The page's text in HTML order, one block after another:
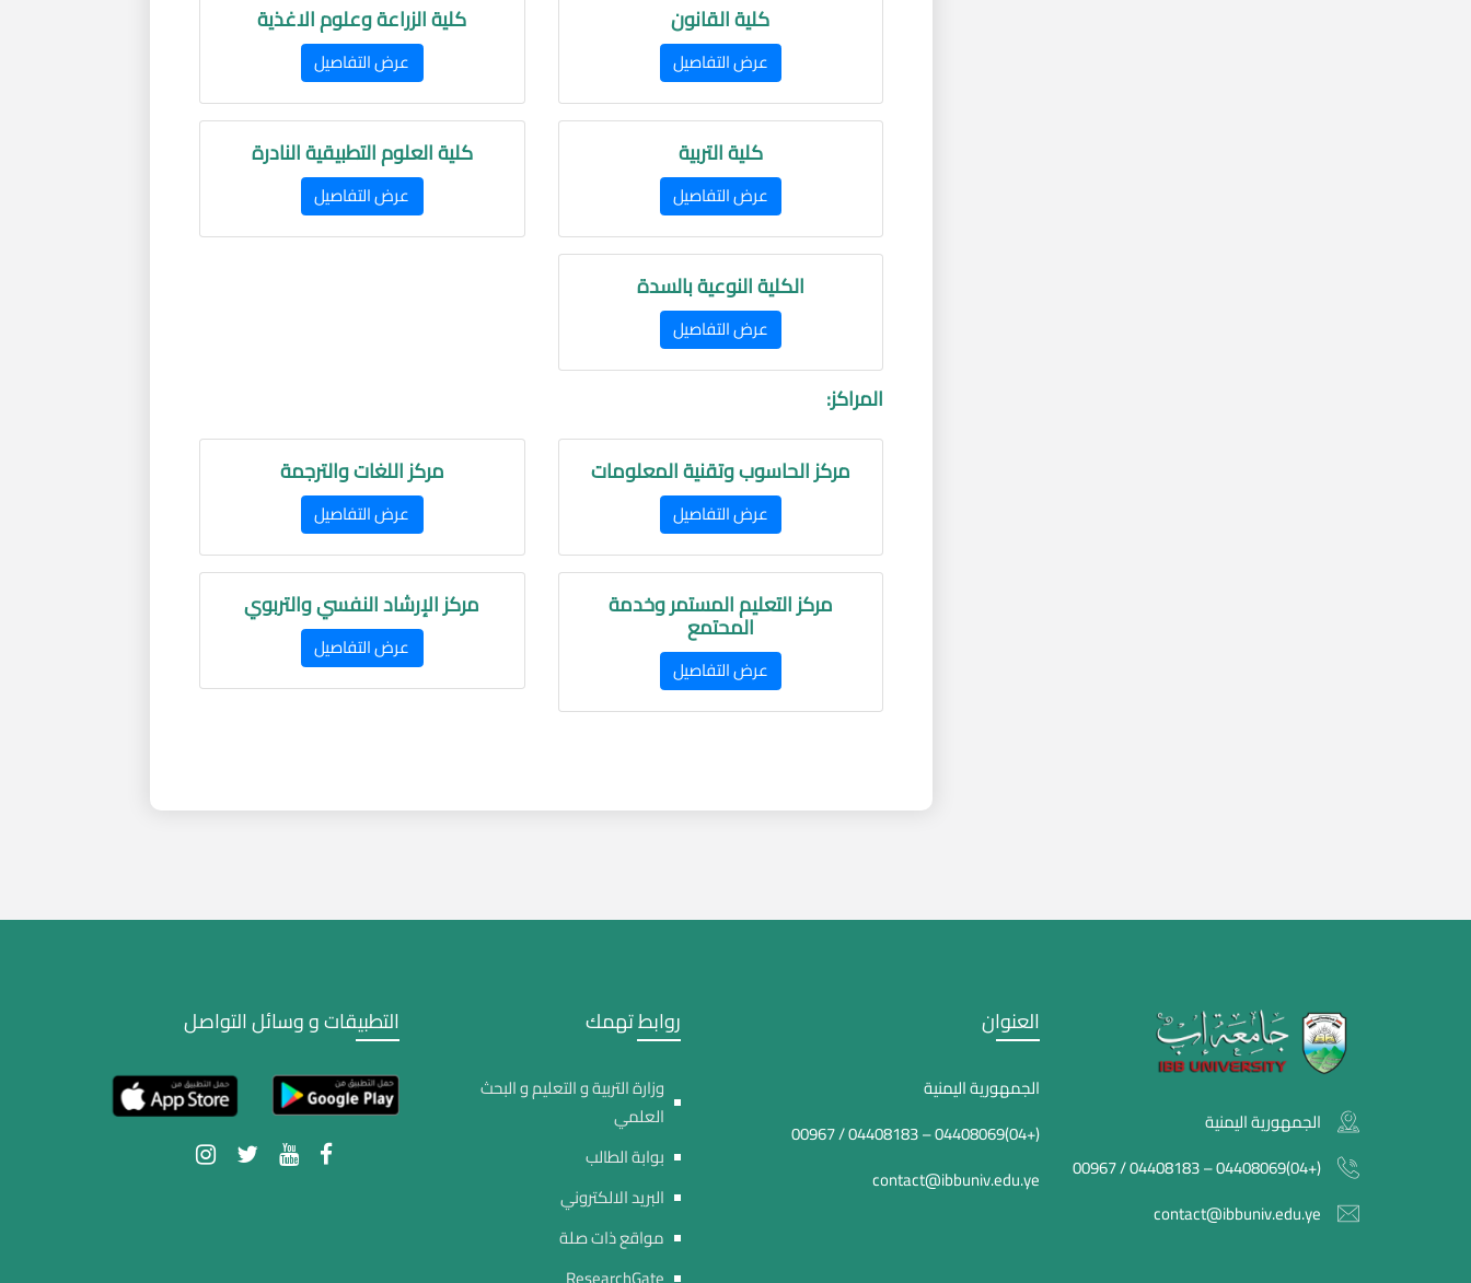
كلية القانون
عرض التفاصيل
كلية الزراعة وعلوم الاغذية
عرض التفاصيل
كلية التربية
عرض التفاصيل
كلية العلوم التطبيقية النادرة
عرض التفاصيل
الكلية النوعية بالسدة
عرض التفاصيل
المراكز:
مركز الحاسوب وتقنية المعلومات
عرض التفاصيل
مركز اللغات والترجمة
عرض التفاصيل
مركز التعليم المستمر وخدمة
المحتمع
عرض التفاصيل
مركز الإرشاد النفسي والتربوي
عرض التفاصيل
الجمهورية اليمنية
(+04)04408069 – 04408183 / 00967
contact@ibbuniv.edu.ye
العنوان
الجمهورية اليمنية
(+04)04408069 – 04408183 / 00967
contact@ibbuniv.edu.ye
روابط تهمك
وزارة التربية و التعليم و البحث
العلمي
بوابة الطالب
البريد الالكتروني
مواقع ذات صلة
التطبيقات و وسائل التواصل